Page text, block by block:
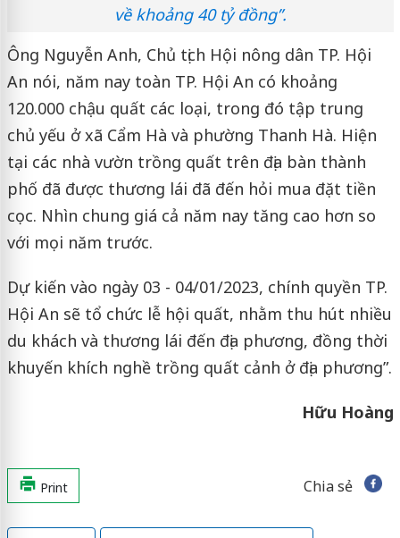
về khoảng 40 tỷ đồng”.
Ông Nguyễn Anh, Chủ tịch Hội nông dân TP. Hội
An nói, năm nay toàn TP. Hội An có khoảng
120.000 chậu quất các loại, trong đó tập trung
chủ yếu ở xã Cẩm Hà và phường Thanh Hà. Hiện
tại các nhà vườn trồng quất trên địa bàn thành
phố đã được thương lái đã đến hỏi mua đặt tiền
cọc. Nhìn chung giá cả năm nay tăng cao hơn so
với mọi năm trước.
Dự kiến vào ngày 03 - 04/01/2023, chính quyền TP.
Hội An sẽ tổ chức lễ hội quất, nhằm thu hút nhiều
du khách và thương lái đến địa phương, đồng thời
khuyến khích nghề trồng quất cảnh ở địa phương”.
Hữu Hoàng
Print Chia sẻ